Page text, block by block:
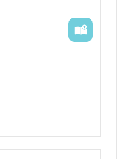
カフェ会場
──。
一年8ヶ月の記念
彼女みづきの　2
画のような奇跡に